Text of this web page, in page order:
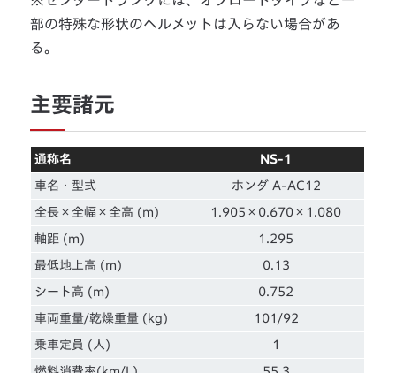
部の特殊な形状のヘルメットは入らない場合があ
る。
主要諸元
通称名 NS-1
車名・型式 ホンダ A-AC12
全長×全幅×全高 (m) 1.905×0.670×1.080
軸距 (m) 1.295
最低地上高 (m) 0.13
シート高 (m) 0.752
車両重量/乾燥重量 (kg) 101/92
乗車定員 (人) 1